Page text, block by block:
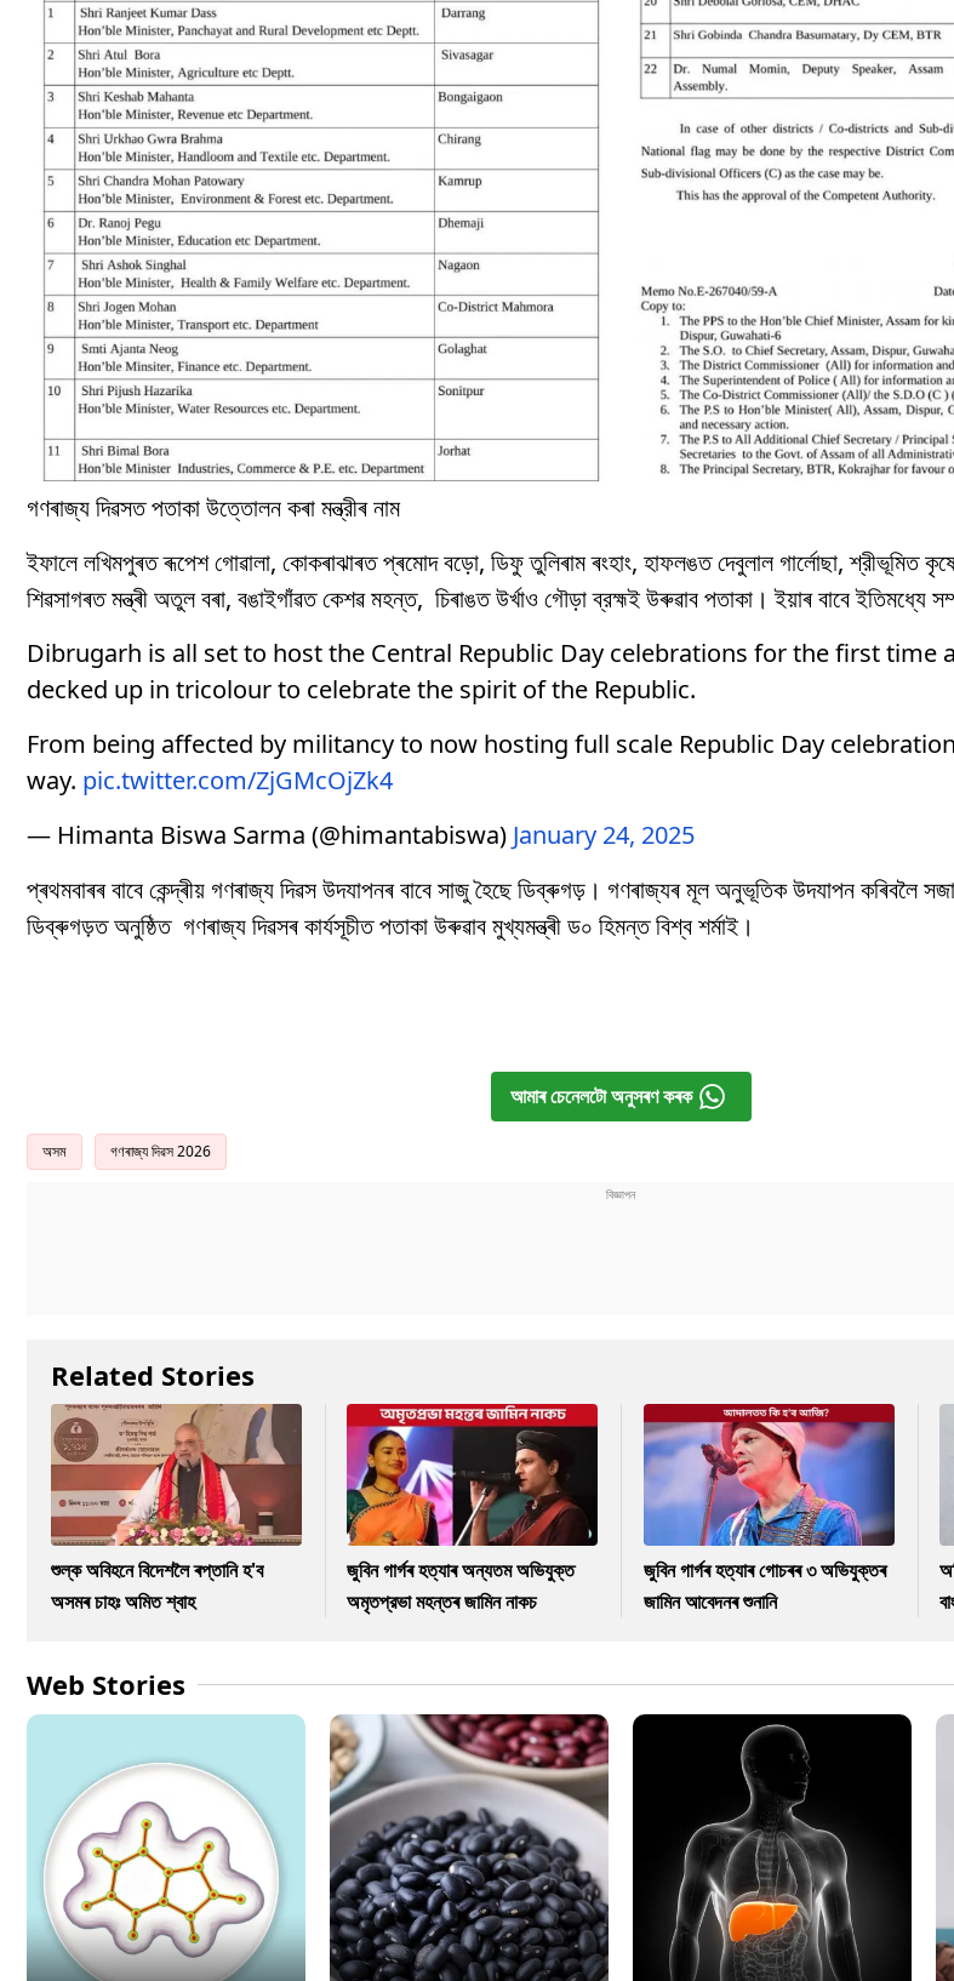
গণৰাজ্য দিৱসত পতাকা উত্তোলন কৰা মন্ত্রীৰ নাম
ইফালে লখিমপুৰত ৰূপেশ গোৱালা, কোকৰাঝাৰত প্ৰমোদ বড়ো, ডিফু তুলিৰাম ৰংহাং, হাফলঙত দেবুলাল গার্লোছা, শ্রীভূমিত
শিৱসাগৰত মন্ত্ৰী অতুল বৰা, বঙাইগাঁৱত কেশৱ মহন্ত, চিৰাঙত উৰ্খাও গৌড়া ব্রহ্মই উৰুৱাব পতাকা। ইয়াৰ বাবে ইতিমধ্যে
Dibrugarh is all set to host the Central Republic Day celebrations for the first time
decked up in tricolour to celebrate the spirit of the Republic.
From being affected by militancy to now hosting full scale Republic Day
way. pic.twitter.com/ZjGMcOjZk4
— Himanta Biswa Sarma (@himantabiswa) January 24, 2025
প্ৰথমবাৰৰ বাবে কেন্দ্ৰীয় গণৰাজ্য দিৱস উদযাপনৰ বাবে সাজু হৈছে ডিব্ৰুগড়। গণৰাজ্যৰ মূল অনুভূতিক উদযাপন কৰিবলৈ
ডিব্ৰুগড়ত অনুষ্ঠিত গণৰাজ্য দিৱসৰ কাৰ্যসূচীত পতাকা উৰুৱাব মুখ্যমন্ত্ৰী ড০ হিমন্ত বিশ্ব শৰ্মাই।
আমাৰ চেনেলটো অনুসৰণ কৰক
অসম গণৰাজ্য দিৱস 2026
Related Stories
শুল্ক অবিহনে বিদেশলৈ ৰপ্তানি হ'ব
অসমৰ চাহঃ অমিত শ্বাহ
জুবিন গাৰ্গৰ হত্যাৰ অন্যতম অভিযুক্ত
অমৃতপ্রভা মহন্তৰ জামিন নাকচ
জুবিন গাৰ্গৰ হত্যাৰ গোচৰৰ ৩ অভিযুক্তৰ
জামিন আবেদনৰ শুনানি
Web Stories